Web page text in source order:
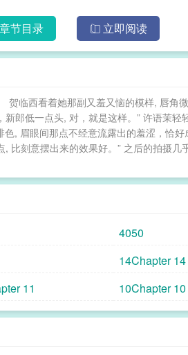
……对不起，是我过去混蛋，没认清
懒散漫的男声：“大半夜的找我太太
语茉对他印象不多。从前他是高中
到操场，却没有过任何绯闻。而今
电脑时，她无意点开一个文件夹，
521d604b解码后只有两个字——初
位，竹马追妻火葬场追不上2.女主
李乐盈的竹马傅斯延，堪称别人
对象。厌倦了女生借她来和他套近
延忽然出了车祸。李乐盈匆忙赶去
。正准备悄无声息地退出病房，却
？-为了不刺激记忆错乱的傅斯延，
，不知不觉之中，她被他哄着把情
睡服了。眼见两人关系彻底变质，
要么？”李乐盈：“有啊！你失忆前
玷污了你。”傅斯延垂眸笑了声，丢
才是真实的我。”李乐盈脚底一软，
章节目录 立即阅读
贺临西看着她那副又羞又恼的模样, 唇角
郎低一点头, 对，就是这样。” 许语茉轻
, 眉眼间那点不经意流露出的羞涩，恰好
比刻意摆出来的效果好。” 之后的拍摄几
4050
14Chapter 14
11 10Chapter 10